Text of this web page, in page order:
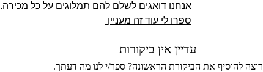
אנחנו דואגים לשלם להם תמלוגים על כל מכירה.
ספרו לי עוד זה מעניין
עדיין אין ביקורות
רוצה להוסיף את הביקורת הראשונה? ספר/י לנו מה דעתך.